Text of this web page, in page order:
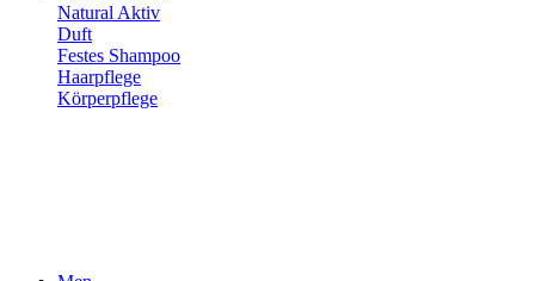
Natural Aktiv
Duft
Festes Shampoo
Haarpflege
Körperpflege